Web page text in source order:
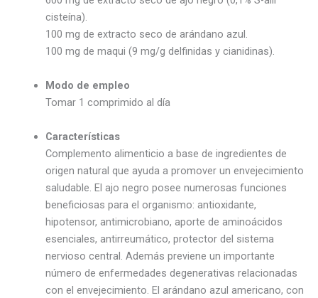
cisteína).
100 mg de extracto seco de arándano azul.
100 mg de maqui (9 mg/g delfinidas y cianidinas).
Modo de empleo
Tomar 1 comprimido al día
Características
Complemento alimenticio a base de ingredientes de
origen natural que ayuda a promover un envejecimiento
saludable. El ajo negro posee numerosas funciones
beneficiosas para el organismo: antioxidante,
hipotensor, antimicrobiano, aporte de aminoácidos
esenciales, antirreumático, protector del sistema
nervioso central. Además previene un importante
número de enfermedades degenerativas relacionadas
con el envejecimiento. El arándano azul americano, con